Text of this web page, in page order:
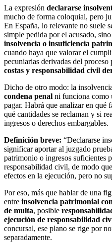
La expresión declararse
mucho de forma coloquial, pero
En España, lo relevante no suele
simple pedida por el acusado, sino
insolvencia o insuficiencia
cuando haya que valorar el
pecuniarias derivadas del proceso
costas y responsabilidad civil
Dicho de otro modo: la
condena penal ni funciona como
pagar. Habrá que analizar en qué
qué cantidades se reclaman y si
ingresos o derechos embargables.
Definición breve: “Declararse
significar aportar al juzgado
patrimonio o ingresos suficientes
responsabilidad civil, de modo
efectos en la ejecución, pero no
Por eso, más que hablar de una
entre insolvencia patrimonial
de multa, posible
ejecución de responsabilidad
concursal, ese plano se rige por
separadamente.